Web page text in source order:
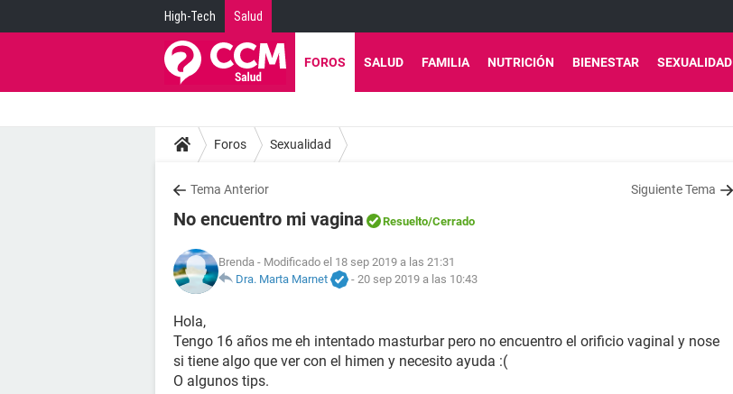
High-Tech Salud
FOROS SALUD FAMILIA NUTRICIÓN BIENESTAR SEXUALIDAD
Foros Sexualidad
Tema Anterior Siguiente Tema
No encuentro mi vagina Resuelto/Cerrado
Brenda - Modificado el 18 sep 2019 a las 21:31
Dra. Marta Marnet
- 20 sep 2019 a las 10:43
Hola,
Tengo 16 años me eh intentado masturbar pero no encuentro el orificio vaginal y nose
si tiene algo que ver con el himen y necesito ayuda :(
O algunos tips.